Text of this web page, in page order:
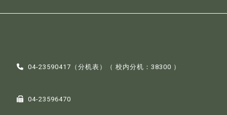
04-23590417（分机表 ）（ 校内分机：38300 ）
04-23596470